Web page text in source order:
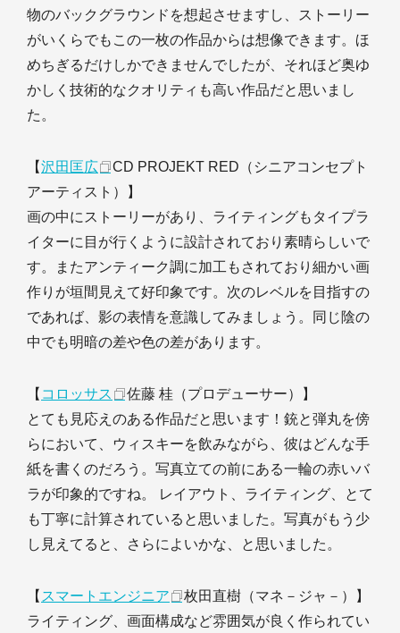
物のバックグラウンドを想起させますし、ストーリー
がいくらでもこの一枚の作品からは想像できます。ほ
めちぎるだけしかできませんでしたが、それほど奥ゆ
かしく技術的なクオリティも高い作品だと思いまし
た。
【沢田匡広
CD PROJEKT RED（シニアコンセプト
アーティスト）】
画の中にストーリーがあり、ライティングもタイプラ
イターに目が行くように設計されており素晴らしいで
す。またアンティーク調に加工もされており細かい画
作りが垣間見えて好印象です。次のレベルを目指すの
であれば、影の表情を意識してみましょう。同じ陰の
中でも明暗の差や色の差があります。
【 コロッサス
佐藤 桂（プロデューサー）】
とても見応えのある作品だと思います！銃と弾丸を傍
らにおいて、ウィスキーを飲みながら、彼はどんな手
紙を書くのだろう。写真立ての前にある一輪の赤いバ
ラが印象的ですね。 レイアウト、ライティング、とて
も丁寧に計算されていると思いました。写真がもう少
し見えてると、さらによいかな、と思いました。
【 スマートエンジニア
枚田直樹（マネ－ジャ－）】
ライティング、画面構成など雰囲気が良く作られてい